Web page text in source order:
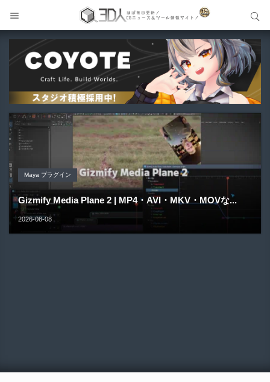
Maya プラグイン
Gizmify Media Plane 2 | MP4・AVI・MKV・MOVな...
2026-08-08
Unreal Engine アセット
Material Parameter Manager | Unreal Engi...
2026-08-07
Unreal Engine アセット
Pipe It | 直感的にパイプ形状を構築出来るUnreal Engine
5...
2026-08-05
Unreal Engine アセット
Directive Utilities | ブループリントライブラリやエディタ
ス...
2026-08-03
Unityエフェクトレシピブック パーツを組み合わせて作れ
る | ktk.kum...
2026-08-03
サイト内検索